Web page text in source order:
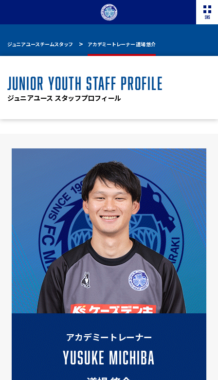
ジュニアユースチームスタッフ アカデミートレーナー 道場 悠介
JUNIOR YOUTH STAFF PROFILE
ジュニアユース スタッフプロフィール
アカデミートレーナー
YUSUKE MICHIBA